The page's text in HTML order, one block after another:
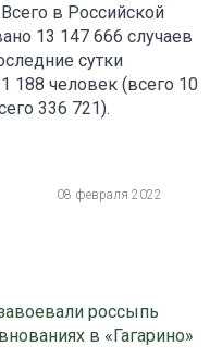
в Российской
13 147 666 случаев
сутки
человек (всего 10
336 721).
08 февраля 2022
россыпь
в «Гагарино»